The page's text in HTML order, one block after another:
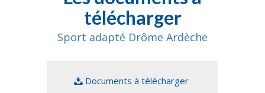
télécharger
Sport adapté Drôme Ardèche
Documents à télécharger